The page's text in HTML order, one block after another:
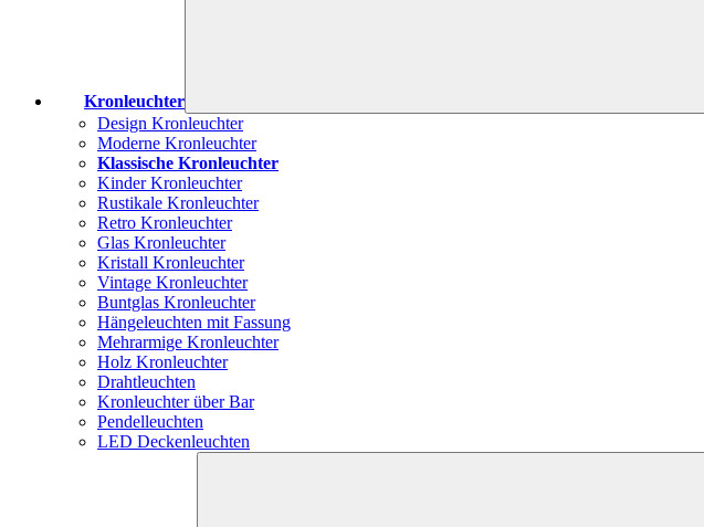
Kronleuchter
Design Kronleuchter
Moderne Kronleuchter
Klassische Kronleuchter
Kinder Kronleuchter
Rustikale Kronleuchter
Retro Kronleuchter
Glas Kronleuchter
Kristall Kronleuchter
Vintage Kronleuchter
Buntglas Kronleuchter
Hängeleuchten mit Fassung
Mehrarmige Kronleuchter
Holz Kronleuchter
Drahtleuchten
Kronleuchter über Bar
Pendelleuchten
LED Deckenleuchten